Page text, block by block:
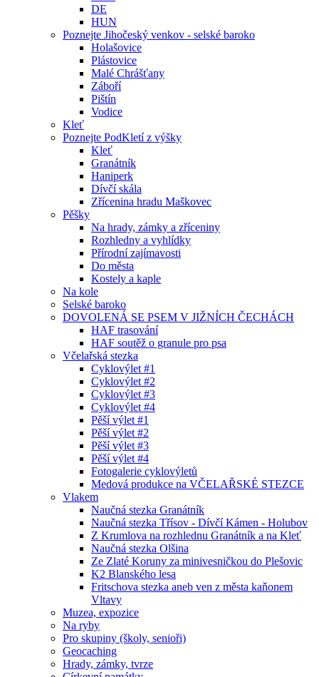
DE
HUN
Poznejte Jihočeský venkov - selské baroko
Holašovice
Plástovice
Malé Chrášťany
Záboří
Pištín
Vodice
Kleť
Poznejte PodKletí z výšky
Kleť
Granátník
Haniperk
Dívčí skála
Zřícenina hradu Maškovec
Pěšky
Na hrady, zámky a zříceniny
Rozhledny a vyhlídky
Přírodní zajímavosti
Do města
Kostely a kaple
Na kole
Selské baroko
DOVOLENÁ SE PSEM V JIŽNÍCH ČECHÁCH
HAF trasování
HAF soutěž o granule pro psa
Včelařská stezka
Cyklovýlet #1
Cyklovýlet #2
Cyklovýlet #3
Cyklovýlet #4
Pěší výlet #1
Pěší výlet #2
Pěší výlet #3
Pěší výlet #4
Fotogalerie cyklovýletů
Medová produkce na VČELAŘSKÉ STEZCE
Vlakem
Naučná stezka Granátník
Naučná stezka Třísov - Dívčí Kámen - Holubov
Z Krumlova na rozhlednu Granátník a na Kleť
Naučná stezka Olšina
Ze Zlaté Koruny za minivesničkou do Plešovic
K2 Blanského lesa
Fritschova stezka aneb ven z města kaňonem
Vltavy
Muzea, expozice
Na ryby
Pro skupiny (školy, senioři)
Geocaching
Hrady, zámky, tvrze